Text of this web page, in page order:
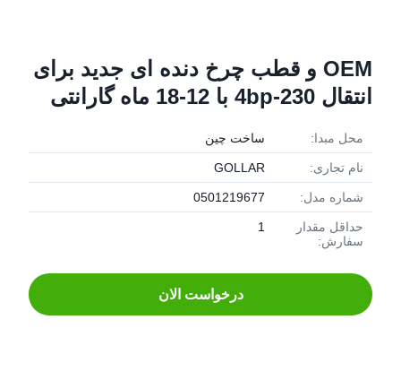
OEM و قطب چرخ دنده ای جدید برای
انتقال 4bp-230 با 12-18 ماه گارانتی
محل مبدا: ساخت چین
نام تجاری: GOLLAR
شماره مدل: 0501219677
حداقل مقدار
سفارش:
1
درخواست الان